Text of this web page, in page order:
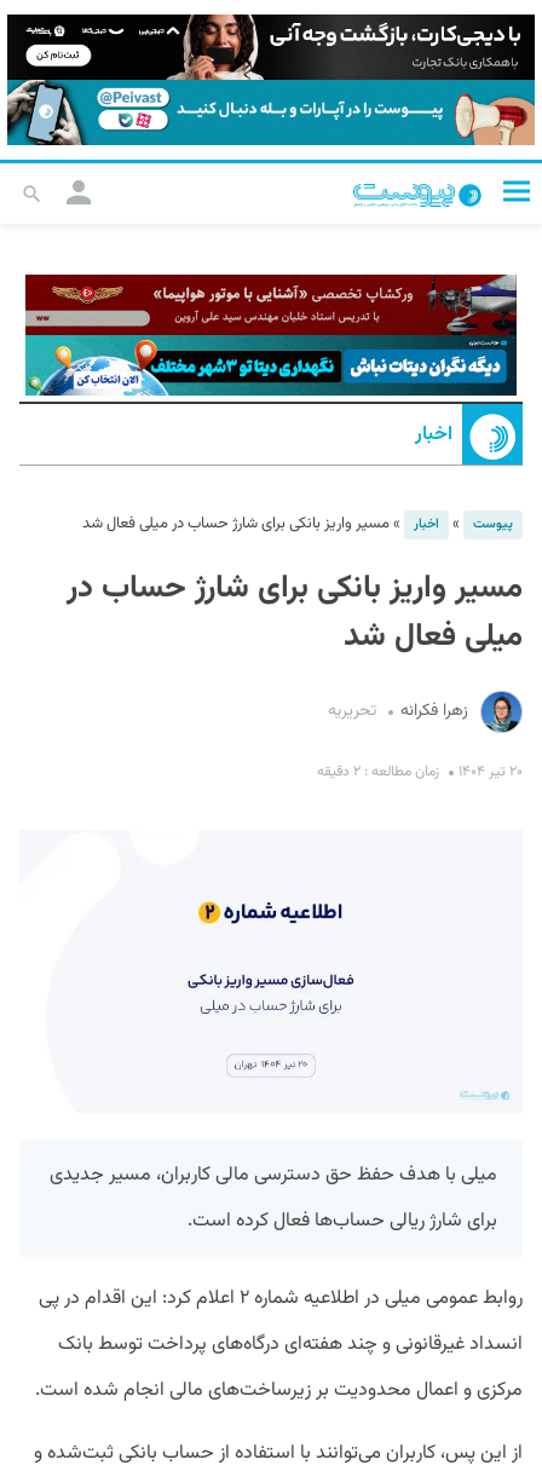
اخبار
پیوست » اخبار »مسیر واریز بانکی برای شارژ حساب در میلی فعال شد
مسیر واریز بانکی برای شارژ حساب در
میلی فعال شد
زهرا فکرانه تحریریه
۲۰ تیر ۱۴۰۴ زمان مطالعه : ۲ دقیقه
میلی با هدف حفظ حق دسترسی مالی کاربران، مسیر جدیدی
برای شارژ ریالی حساب‌ها فعال کرده است.
روابط عمومی میلی در اطلاعیه شماره ۲ اعلام کرد: این اقدام در پی
انسداد غیرقانونی و چند هفته‌ای درگاه‌های پرداخت توسط بانک
مرکزی و اعمال محدودیت بر زیرساخت‌های مالی انجام شده است.
از این پس، کاربران می‌توانند با استفاده از حساب بانکی ثبت‌شده و